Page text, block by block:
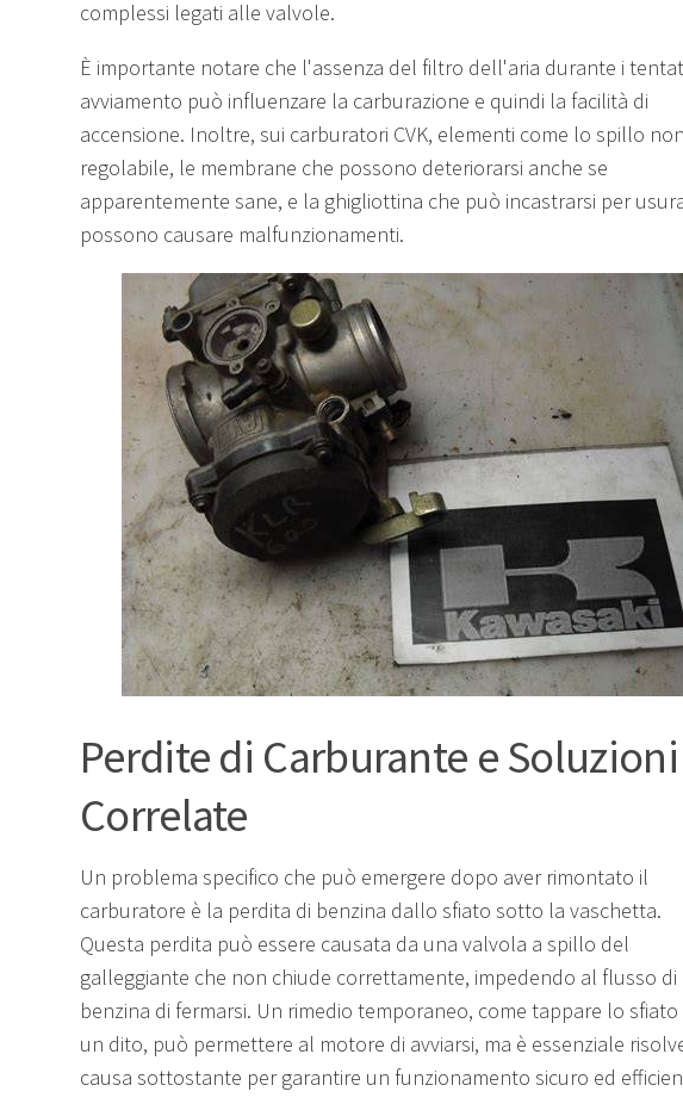
complessi legati alle valvole.
È importante notare che l'assenza del filtro dell'aria durante i
avviamento può influenzare la carburazione e quindi la facilità di
accensione. Inoltre, sui carburatori CVK, elementi come lo spillo
regolabile, le membrane che possono deteriorarsi anche se
apparentemente sane, e la ghigliottina che può incastrarsi per
possono causare malfunzionamenti.
Perdite di Carburante e Soluzioni
Correlate
Un problema specifico che può emergere dopo aver rimontato il
carburatore è la perdita di benzina dallo sfiato sotto la vaschetta.
Questa perdita può essere causata da una valvola a spillo del
galleggiante che non chiude correttamente, impedendo al flusso di
benzina di fermarsi. Un rimedio temporaneo, come tappare lo
un dito, può permettere al motore di avviarsi, ma è essenziale
causa sottostante per garantire un funzionamento sicuro ed